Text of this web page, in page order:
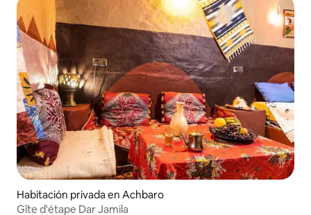
Habitación privada en Achbaro
Gîte d'étape Dar Jamila